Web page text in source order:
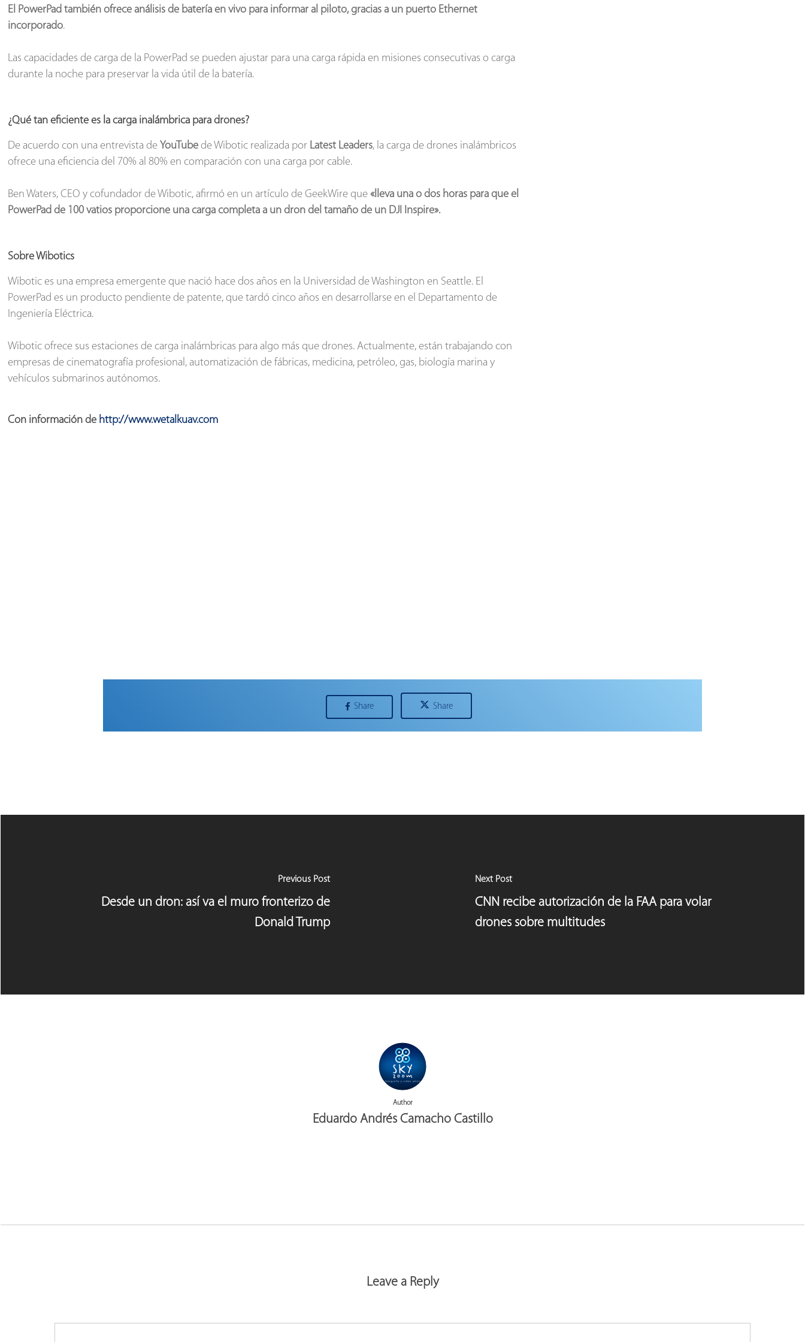
El PowerPad también ofrece análisis de batería en vivo para informar al piloto, gracias a un puerto Ethernet
incorporado.
Las capacidades de carga de la PowerPad se pueden ajustar para una carga rápida en misiones consecutivas o carga
durante la noche para preservar la vida útil de la batería.
¿Qué tan eficiente es la carga inalámbrica para drones?
De acuerdo con una entrevista de YouTube de Wibotic realizada por Latest Leaders, la carga de drones inalámbricos
ofrece una eficiencia del 70% al 80% en comparación con una carga por cable.
Ben Waters, CEO y cofundador de Wibotic, afirmó en un artículo de GeekWire que«lleva una o dos horas para que el
PowerPad de 100 vatios proporcione una carga completa a un dron del tamaño de un DJI Inspire».
Sobre Wibotics
Wibotic es una empresa emergente que nació hace dos años en la Universidad de Washington en Seattle. El
PowerPad es un producto pendiente de patente, que tardó cinco años en desarrollarse en el Departamento de
Ingeniería Eléctrica.
Wibotic ofrece sus estaciones de carga inalámbricas para algo más que drones. Actualmente, están trabajando con
empresas de cinematografía profesional, automatización de fábricas, medicina, petróleo, gas, biología marina y
vehículos submarinos autónomos.
Con información de http://www.wetalkuav.com
Share Share
Previous Post
Desde un dron: así va el muro fronterizo de
Donald Trump
Next Post
CNN recibe autorización de la FAA para volar
drones sobre multitudes
Author
Eduardo Andrés Camacho Castillo
Leave a Reply